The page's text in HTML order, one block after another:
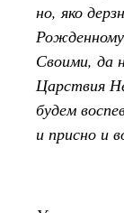
но, яко
Своими, да
Царствия
будем
и присно и